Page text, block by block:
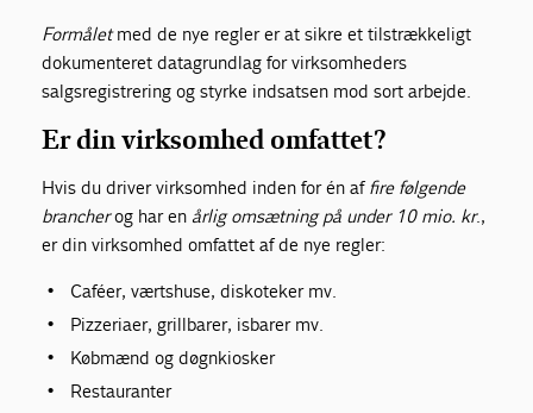
Formåletmed de nye regler er at sikre et tilstrækkeligt
dokumenteret datagrundlag for virksomheders
salgsregistrering og styrke indsatsen mod sort arbejde.
Er din virksomhed omfattet?
Hvis du driver virksomhed inden for én af fire følgende
brancherog har en årlig omsætning på under 10 mio. kr.,
er din virksomhed omfattet af de nye regler:
Caféer, værtshuse, diskoteker mv.
Pizzeriaer, grillbarer, isbarer mv.
Købmænd og døgnkiosker
Restauranter